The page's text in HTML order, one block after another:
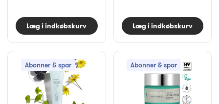
Læg i indkøbskurv Læg i indkøbskurv
Abonner & spar Abonner & spar